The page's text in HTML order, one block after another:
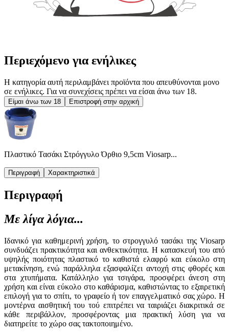
Περιεχόμενο για ενήλικες
Η κατηγορία αυτή περιλαμβάνει προϊόντα που απευθύνονται μονο
σε ενήλικες. Για να συνεχίσεις πρέπει να είσαι άνω των 18.
Είμαι άνω των 18 Επιστροφή στην αρχική
Πλαστικό Τασάκι Στρόγγυλο Όρθιο 9,5cm Viosarp...
Περιγραφή Χαρακτηριστικά
Περιγραφή
Με λίγα λόγια...
Ιδανικό για καθημερινή χρήση, το στρογγυλό τασάκι της Viosarp
συνδυάζει πρακτικότητα και ανθεκτικότητα. Η κατασκευή του από
υψηλής ποιότητας πλαστικό το καθιστά ελαφρύ και εύκολο στη
μετακίνηση, ενώ παράλληλα εξασφαλίζει αντοχή στις φθορές και
στα χτυπήματα. Κατάλληλο για τσιγάρα, προσφέρει άνεση στη
χρήση και είναι εύκολο στο καθάρισμα, καθιστώντας το εξαιρετική
επιλογή για το σπίτι, το γραφείο ή τον επαγγελματικό σας χώρο. Η
μοντέρνα αισθητική του τού επιτρέπει να ταιριάζει διακριτικά σε
κάθε περιβάλλον, προσφέροντας μια πρακτική λύση για να
διατηρείτε το χώρο σας τακτοποιημένο.